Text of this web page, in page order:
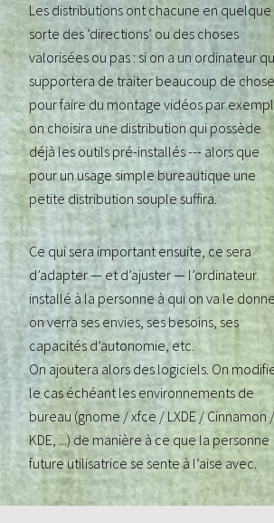
Les distributions ont chacune en quelque
sorte des ’directions’ ou des choses
valorisées ou pas : si on a un ordinateur
supportera de traiter beaucoup de
pour faire du montage vidéos par
on choisira une distribution qui possède
déjà les outils pré-installés --- alors que
pour un usage simple bureautique une
petite distribution souple suffira.
Ce qui sera important ensuite, ce sera
d’adapter — et d’ajuster — l’ordinateur
installé à la personne à qui on va le
on verra ses envies, ses besoins, ses
capacités d’autonomie, etc.
On ajoutera alors des logiciels. On
le cas échéant les environnements de
bureau (gnome / xfce / LXDE / Cinnamon /
KDE, ...) de manière à ce que la personne
future utilisatrice se sente à l’aise avec.